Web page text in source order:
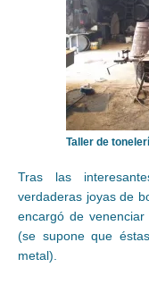
Taller de
Tras las
verdaderas joyas de
encargó de
(se supone que
metal).